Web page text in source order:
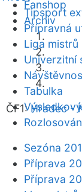
Fanshop
Archiv
ČF1:Hradec -
Tipsport
Přípravná
Liga mistrů
Univerzitní
Tabulka
Sezóna
Příprava
Příprava